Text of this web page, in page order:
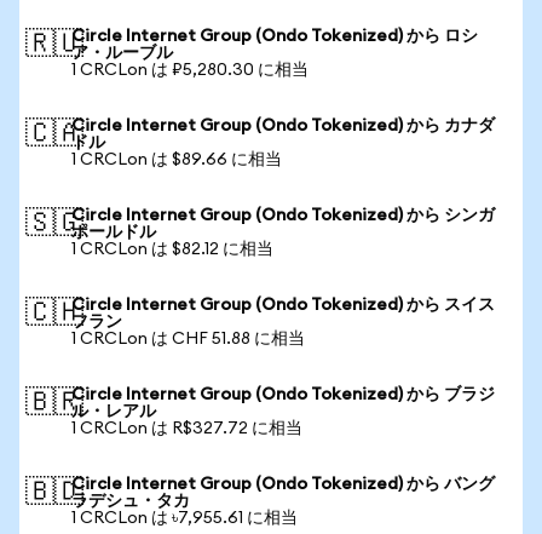
🇷🇺Circle Internet Group (Ondo Tokenized) から ロシ
ア・ルーブル
1 CRCLon は ₽5,280.30 に相当
🇨🇦Circle Internet Group (Ondo Tokenized) から カナダ
ドル
1 CRCLon は $89.66 に相当
🇸🇬Circle Internet Group (Ondo Tokenized) から シンガ
ポールドル
1 CRCLon は $82.12 に相当
🇨🇭Circle Internet Group (Ondo Tokenized) から スイス
フラン
1 CRCLon は CHF 51.88 に相当
🇧🇷Circle Internet Group (Ondo Tokenized) から ブラジ
ル・レアル
1 CRCLon は R$327.72 に相当
🇧🇩Circle Internet Group (Ondo Tokenized) から バング
ラデシュ・タカ
1 CRCLon は ৳7,955.61 に相当